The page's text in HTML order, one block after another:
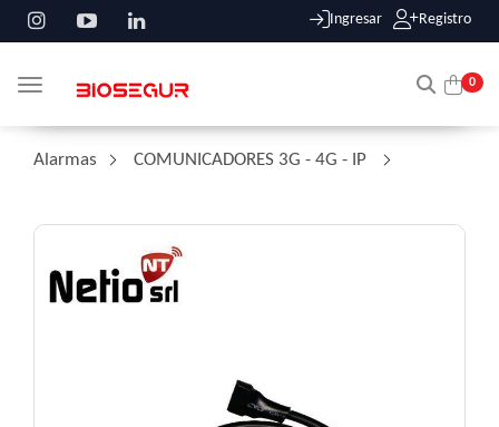
Ingresar Registro
0
Toggle navigation
Alarmas COMUNICADORES 3G - 4G - IP